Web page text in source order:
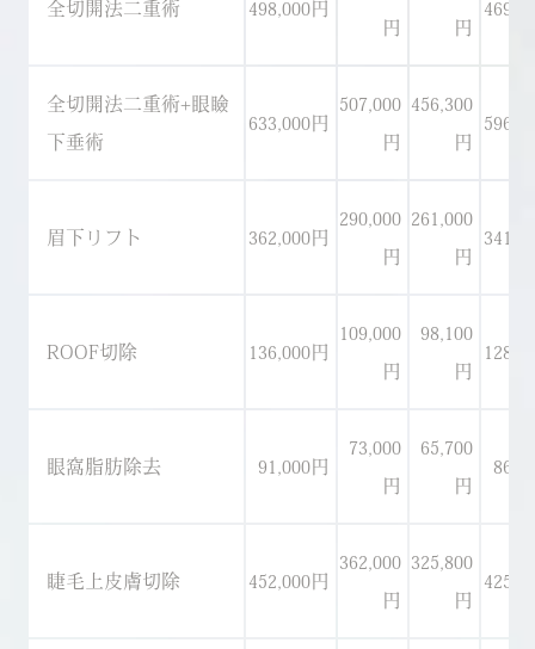
全切開法二重術
498,000円
円
円
全切開法二重術+眼瞼
下垂術
633,000円
507,000
円
456,300
円
眉下リフト 362,000円
290,000
円
261,000
円
ROOF切除 136,000円
109,000
円
98,100
円
眼窩脂肪除去 91,000円
73,000
円
65,700
円
睫毛上皮膚切除 452,000円
362,000
円
325,800
円